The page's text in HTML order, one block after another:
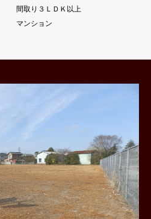
間取り３ＬＤＫ以上
マンション